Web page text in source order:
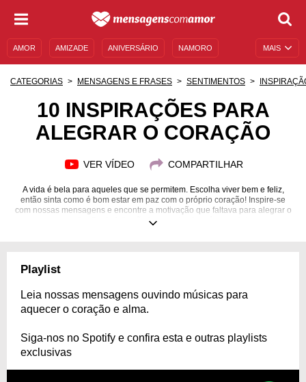
MAIS
AMOR AMIZADE ANIVERSÁRIO NAMORO
MENSAGENS E FRASES MENSAGENS DE ANIVERSÁRIO
CATEGORIAS MENSAGENS E FRASES SENTIMENTOS
10 INSPIRAÇÕES PARA
ALEGRAR O CORAÇÃO
VER VÍDEO COMPARTILHAR
A vida é bela para aqueles que se permitem. Escolha viver bem e feliz,
então sinta como é bom estar em paz com o próprio coração! Inspire-se
com nossas mensagens e encontre a motivação que faltava para alegrar o
seu dia. Gente feliz não incomoda ninguém, sorria!
Playlist
Leia nossas mensagens ouvindo músicas para
aquecer o coração e alma.
Siga-nos no Spotify e confira esta e outras playlists
exclusivas